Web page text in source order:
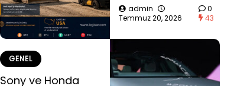
admin
Temmuz 20, 2026
0
43
GENEL
Sony ve Honda